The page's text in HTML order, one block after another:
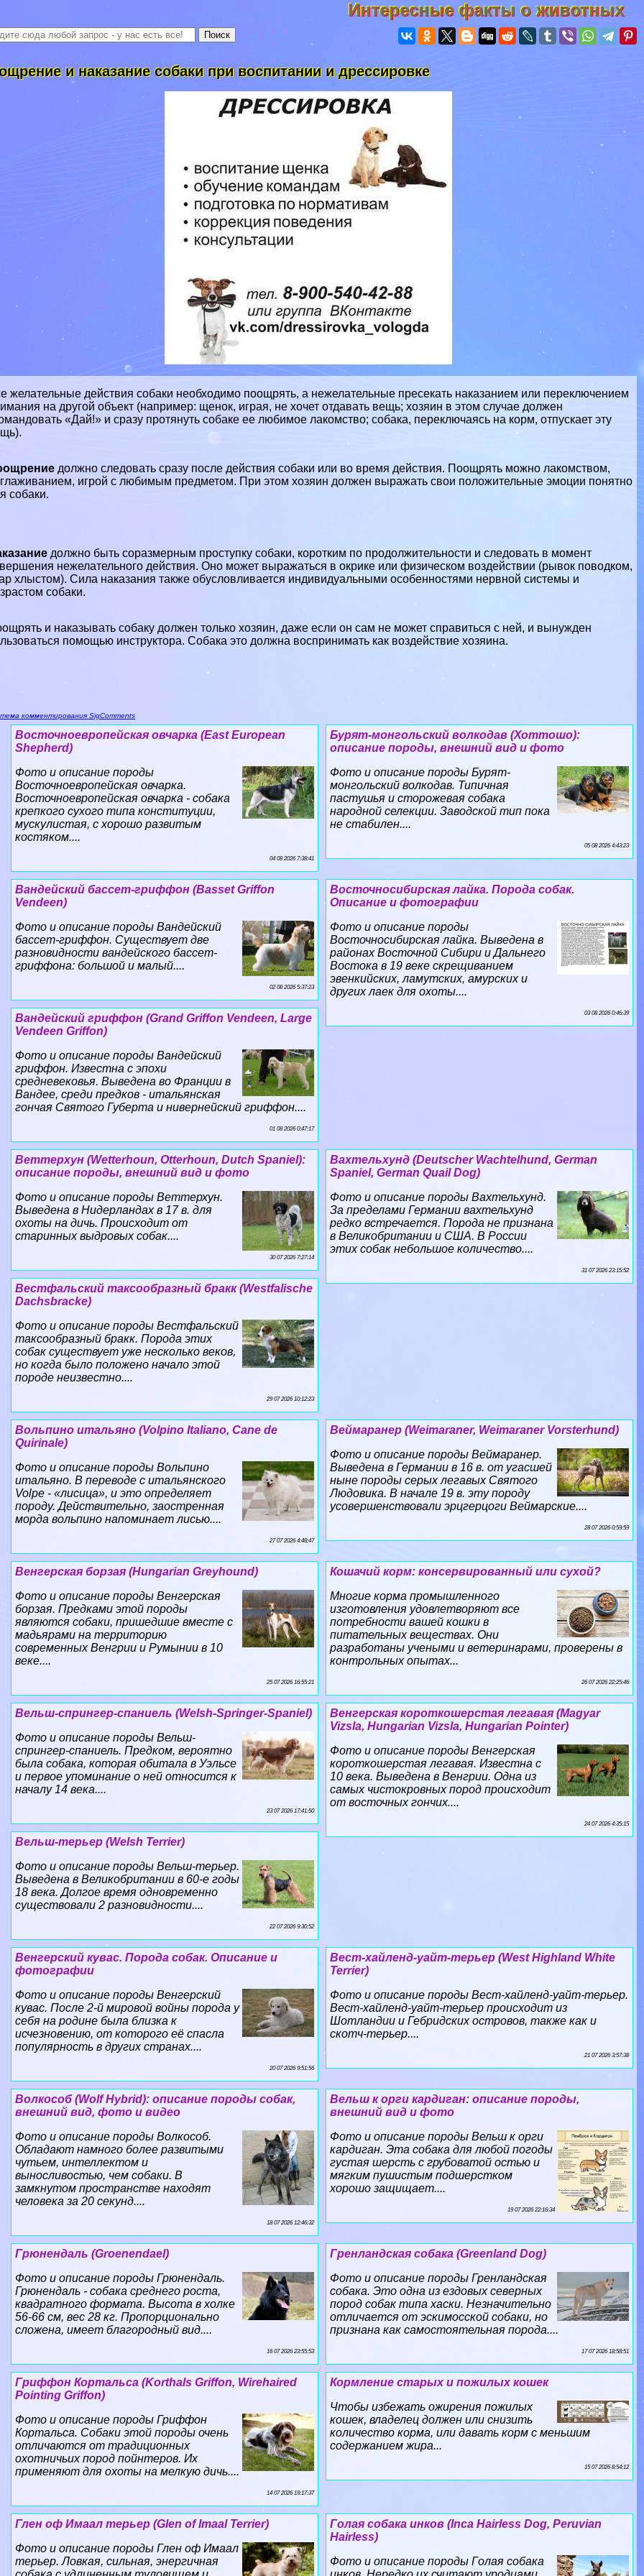
Интересные факты о животных
и наказание собаки при воспитании и дрессировке
желательные действия собаки необходимо поощрять, а нежелательные пресекать наказанием или переключением
на другой объект (например: щенок, играя, не хочет отдавать вещь; хозяин в этом случае должен
«Дай!» и сразу протянуть собаке ее любимое лакомство; собака, переключаясь на корм, отпускает эту
должно следовать сразу после действия собаки или во время действия. Поощрять можно лакомством,
игрой с любимым предметом. При этом хозяин должен выражать свои положительные эмоции понятно
собаки.
должно быть соразмерным проступку собаки, коротким по продолжительности и следовать в момент
нежелательного действия. Оно может выражаться в окрике или физическом воздействии (рывок поводком,
хлыстом). Сила наказания также обусловливается индивидуальными особенностями нервной системы и
собаки.
и наказывать собаку должен только хозяин, даже если он сам не может справиться с ней, и вынужден
помощью инструктора. Собака это должна воспринимать как воздействие хозяина.
комментирования SigComments
Бурят-монгольский волкодав (Хоттошо):
описание породы, внешний вид и фото
Фото и описание породы Бурят-
монгольский волкодав. Типичная
пастушья и сторожевая собака
народной селекции. Заводской тип пока
не стабилен....
05 08 2026 4:43:23
Восточноевропейская овчарка (East European
Shepherd)
Фото и описание породы
Восточноевропейская овчарка.
Восточноевропейская овчарка - собака
крепкого сухого типа конституции,
мускулистая, с хорошо развитым
костяком....
04 08 2026 7:38:41
Восточносибирская лайка. Порода собак.
Описание и фотографии
Фото и описание породы
Восточносибирская лайка. Выведена в
районах Восточной Сибири и Дальнего
Востока в 19 веке скрещиванием
эвенкийских, ламутских, амурских и
других лаек для охоты....
03 08 2026 0:46:39
Вандейский бассет-гриффон (Basset Griffon
Vendeen)
Фото и описание породы Вандейский
бассет-гриффон. Существует две
разновидности вандейского бассет-
гриффона: большой и малый....
02 08 2026 5:37:23
Вандейский гриффон (Grand Griffon Vendeen, Large
Vendeen Griffon)
Фото и описание породы Вандейский
гриффон. Известна с эпохи
средневековья. Выведена во Франции в
Вандее, среди предков - итальянская
гончая Святого Губерта и нивернейский гриффон....
01 08 2026 0:47:17
Вахтельхунд (Deutscher Wachtelhund, German
Spaniel, German Quail Dog)
Фото и описание породы Вахтельхунд.
За пределами Германии вахтельхунд
редко встречается. Порода не признана
в Великобритании и США. В России
этих собак небольшое количество....
31 07 2026 23:15:52
Веттерхун (Wetterhoun, Otterhoun, Dutch Spaniel):
описание породы, внешний вид и фото
Фото и описание породы Веттерхун.
Выведена в Нидерландах в 17 в. для
охоты на дичь. Происходит от
старинных выдровых собак....
30 07 2026 7:27:14
Вестфальский таксообразный бpaкк (Westfalische
Dachsbracke)
Фото и описание породы Вестфальский
таксообразный бpaкк. Порода этих
собак существует уже несколько веков,
но когда было положено начало этой
породе неизвестно....
29 07 2026 10:12:23
Веймаранер (Weimaraner, Weimaraner Vorsterhund)
Фото и описание породы Веймаранер.
Выведена в Германии в 16 в. от угасшей
ныне породы серых легавых Святого
Людовика. В начале 19 в. эту породу
усовершенствовали эрцгерцоги Веймарские....
28 07 2026 0:59:59
Вольпино итальяно (Volpino Italiano, Cane de
Quirinale)
Фото и описание породы Вольпино
итальяно. В переводе с итальянского
Volpe - «лисица», и это определяет
породу. Действительно, заостренная
морда вольпино напоминает лисью....
27 07 2026 4:48:47
Кошачий корм: консервированный или сухой?
Многие корма промышленного
изготовления удовлетворяют все
потребности вашей кошки в
питательных веществах. Они
разработаны учеными и ветеринарами, проверены в
контрольных опытах...
26 07 2026 22:25:46
Венгерская борзая (Hungarian Greyhound)
Фото и описание породы Венгерская
борзая. Предками этой породы
являются собаки, пришедшие вместе с
мадьярами на территорию
современных Венгрии и Румынии в 10
веке....
25 07 2026 16:55:21
Венгерская короткошерстая легавая (Magyar
Vizsla, Hungarian Vizsla, Hungarian Pointer)
Фото и описание породы Венгерская
короткошерстая легавая. Известна с
10 века. Выведена в Венгрии. Одна из
самых чистокровных пород происходит
от восточных гончих....
24 07 2026 4:35:15
Вельш-спрингер-спаниель (Welsh-Springer-Spaniel)
Фото и описание породы Вельш-
спрингер-спаниель. Предком, вероятно
была собака, которая обитала в Уэльсе
и первое упоминание о ней относится к
началу 14 века....
23 07 2026 17:41:50
Вельш-терьер (Welsh Terrier)
Фото и описание породы Вельш-терьер.
Выведена в Великобритании в 60-е годы
18 века. Долгое время одновременно
существовали 2 разновидности....
22 07 2026 9:30:52
Вест-хайленд-уайт-терьер (West Highland White
Terrier)
Фото и описание породы Вест-хайленд-уайт-терьер.
Вест-хайленд-уайт-терьер происходит из
Шотландии и Гебридских островов, также как и
скотч-терьер....
21 07 2026 3:57:38
Венгерский кувас. Порода собак. Описание и
фотографии
Фото и описание породы Венгерский
кувас. После 2-й мировой войны порода у
себя на родине была близка к
исчезновению, от которого её спасла
популярность в других странах....
20 07 2026 9:51:56
Вельш к opги кардиган: описание породы,
внешний вид и фото
Фото и описание породы Вельш к opги
кардиган. Эта собака для любой погоды
густая шерсть с грубоватой остью и
мягким пушистым подшерстком
хорошо защищает....
19 07 2026 22:16:34
Волкособ (Wolf Hybrid): описание породы собак,
внешний вид, фото и видео
Фото и описание породы Волкособ.
Обладают намного более развитыми
чутьем, интеллектом и
выносливостью, чем собаки. В
замкнутом прострaнcтве находят
человека за 20 секунд....
18 07 2026 12:46:32
Гренландская собака (Greenland Dog)
Фото и описание породы Гренландская
собака. Это одна из ездовых северных
пород собак типа хаски. Незначительно
отличается от эскимосской собаки, но
признана как самостоятельная порода....
17 07 2026 18:58:51
Грюнендаль (Groenendael)
Фото и описание породы Грюнендаль.
Грюнендаль - собака среднего роста,
квадратного формата. Высота в холке
56-66 см, вес 28 кг. Пропорционально
сложена, имеет благородный вид....
16 07 2026 23:55:53
Кормление старых и пожилых кошек
Чтобы избежать ожирения пожилых
кошек, владелец должен или снизить
количество корма, или давать корм с меньшим
содержанием жира...
15 07 2026 8:54:12
Гриффон Кортальса (Korthals Griffon, Wirehaired
Pointing Griffon)
Фото и описание породы Гриффон
Кортальса. Собаки этой породы очень
отличаются от традиционных
охотничьих пород пойнтеров. Их
применяют для охоты на мелкую дичь....
14 07 2026 19:17:37
Гoлая собака инков (Inca Hairless Dog, Peruvian
Hairless)
Фото и описание породы Гoлая собака
Глен оф Имаал терьер (Glen of Imaal Terrier)
Фото и описание породы Глен оф Имаал
терьер. Ловкая, сильная, энергичная